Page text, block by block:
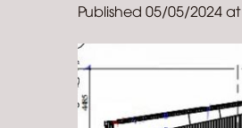
Published 05/05/2024at